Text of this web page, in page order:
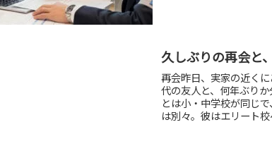
久しぶりの再会と
再会昨日、実家の近く
代の友人と、何年ぶり
とは小・中学校が同じ
は別々。彼はエリート